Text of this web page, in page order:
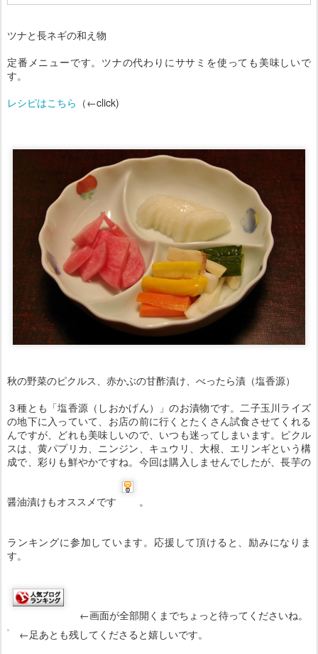
ツナと長ネギの和え物
定番メニューです。ツナの代わりにササミを使っても美味しいで
す。
レシピはこちら （←click)
秋の野菜のピクルス、赤かぶの甘酢漬け、べったら漬（塩香源）
３種とも「塩香源（しおかげん）」のお漬物です。二子玉川ライズ
の地下に入っていて、お店の前に行くとたくさん試食させてくれる
んですが、どれも美味しいので、いつも迷ってしまいます。ピクル
スは、黄パプリカ、ニンジン、キュウリ、大根、エリンギという構
成で、彩りも鮮やかですね。今回は購入しませんでしたが、長芋の
醤油漬けもオススメです 。
ランキングに参加しています。応援して頂けると、励みになりま
す。
←画面が全部開くまでちょっと待ってくださいね。
←足あとも残してくださると嬉しいです。